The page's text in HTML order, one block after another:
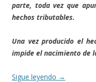
parte, toda vez que
hechos tributables.
Una vez producido el
impide el nacimiento de
Sigue leyendo →